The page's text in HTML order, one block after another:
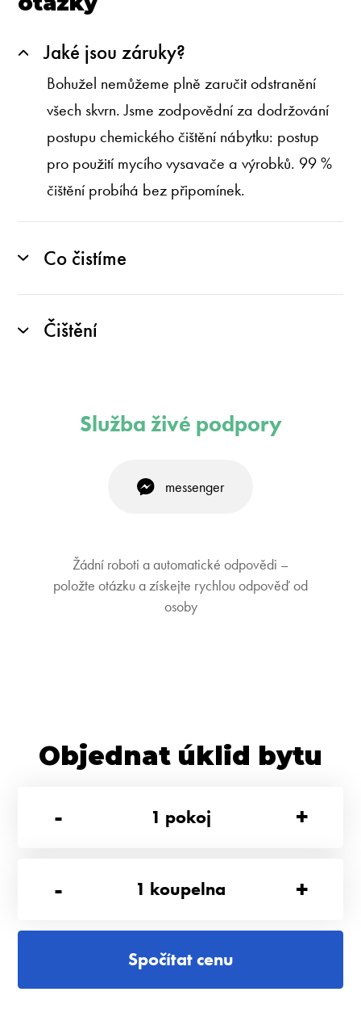
Jaké jsou záruky?
Bohužel nemůžeme plně zaručit odstranění
všech skvrn. Jsme zodpovědní za dodržování
postupu chemického čištění nábytku: postup
pro použití mycího vysavače a výrobků. 99 %
čištění probíhá bez připomínek.
Co čistíme
Čištění
Služba živé podpory
messenger
Žádní roboti a automatické odpovědi –
položte otázku a získejte rychlou odpověď od
osoby
Objednat úklid bytu
-
1 pokoj +
- 1 koupelna +
Spočítat cenu